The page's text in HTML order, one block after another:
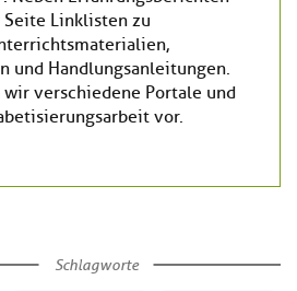
Linklisten zu
und Handlungsanleitungen.
verschiedene Portale und
vor.
Schlagworte